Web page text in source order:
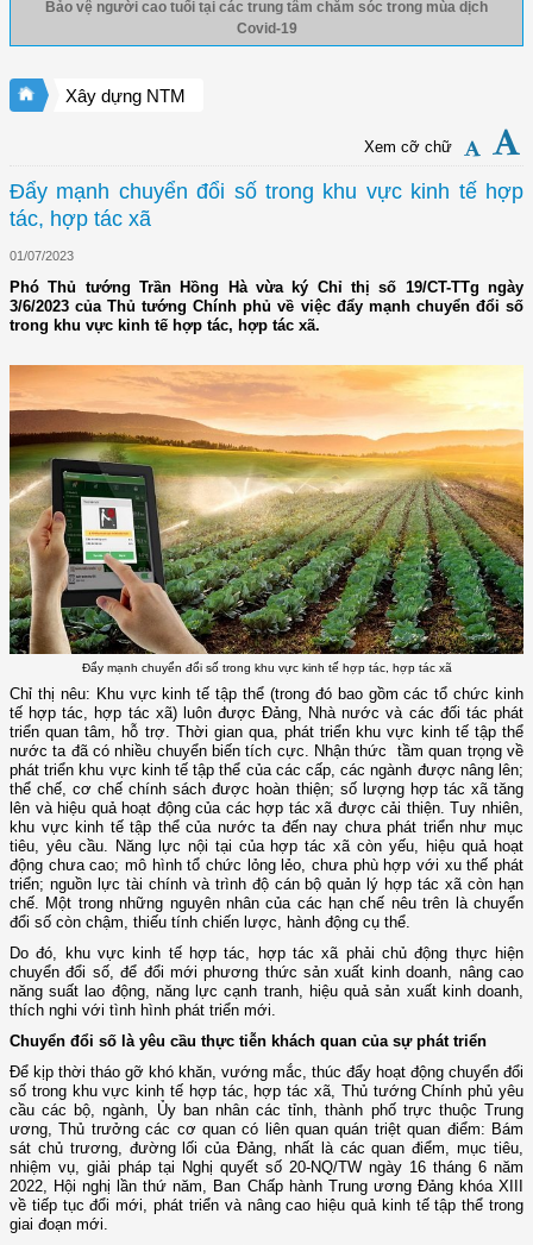
Bảo vệ người cao tuổi tại các trung tâm chăm sóc trong mùa dịch
Covid-19
Xây dựng NTM
Xem cỡ chữ
Đẩy mạnh chuyển đổi số trong khu vực kinh tế hợp
tác, hợp tác xã
01/07/2023
Phó Thủ tướng Trần Hồng Hà vừa ký Chỉ thị số 19/CT-TTg ngày
3/6/2023 của Thủ tướng Chính phủ về việc đẩy mạnh chuyển đổi số
trong khu vực kinh tế hợp tác, hợp tác xã.
Đẩy mạnh chuyển đổi số trong khu vực kinh tế hợp tác, hợp tác xã
Chỉ thị nêu: Khu vực kinh tế tập thể (trong đó bao gồm các tổ chức kinh
tế hợp tác, hợp tác xã) luôn được Đảng, Nhà nước và các đối tác phát
triển quan tâm, hỗ trợ. Thời gian qua, phát triển khu vực kinh tế tập thể
nước ta đã có nhiều chuyển biến tích cực. Nhận thức tầm quan trọng về
phát triển khu vực kinh tế tập thể của các cấp, các ngành được nâng lên;
thể chế, cơ chế chính sách được hoàn thiện; số lượng hợp tác xã tăng
lên và hiệu quả hoạt động của các hợp tác xã được cải thiện. Tuy nhiên,
khu vực kinh tế tập thể của nước ta đến nay chưa phát triển như mục
tiêu, yêu cầu. Năng lực nội tại của hợp tác xã còn yếu, hiệu quả hoạt
động chưa cao; mô hình tổ chức lỏng lẻo, chưa phù hợp với xu thế phát
triển; nguồn lực tài chính và trình độ cán bộ quản lý hợp tác xã còn hạn
chế. Một trong những nguyên nhân của các hạn chế nêu trên là chuyển
đổi số còn chậm, thiếu tính chiến lược, hành động cụ thể.
Do đó, khu vực kinh tế hợp tác, hợp tác xã phải chủ động thực hiện
chuyển đổi số, để đổi mới phương thức sản xuất kinh doanh, nâng cao
năng suất lao động, năng lực cạnh tranh, hiệu quả sản xuất kinh doanh,
thích nghi với tình hình phát triển mới.
Chuyển đổi số là yêu cầu thực tiễn khách quan của sự phát triển
Để kịp thời tháo gỡ khó khăn, vướng mắc, thúc đẩy hoạt động chuyển đổi
số trong khu vực kinh tế hợp tác, hợp tác xã, Thủ tướng Chính phủ yêu
cầu các bộ, ngành, Ủy ban nhân các tỉnh, thành phố trực thuộc Trung
ương, Thủ trưởng các cơ quan có liên quan quán triệt quan điểm: Bám
sát chủ trương, đường lối của Đảng, nhất là các quan điểm, mục tiêu,
nhiệm vụ, giải pháp tại Nghị quyết số 20-NQ/TW ngày 16 tháng 6 năm
2022, Hội nghị lần thứ năm, Ban Chấp hành Trung ương Đảng khóa XIII
về tiếp tục đổi mới, phát triển và nâng cao hiệu quả kinh tế tập thể trong
giai đoạn mới.